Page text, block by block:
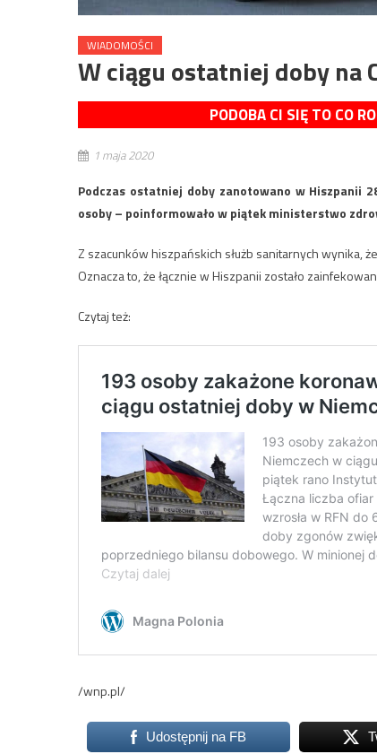
WIADOMOŚCI
W ciągu ostatniej doby na
PODOBA CI SIĘ TO CO
1 maja 2020
Podczas ostatniej doby zanotowano w Hiszpanii
osoby – poinformowało w piątek ministerstwo
Z szacunków hiszpańskich służb sanitarnych wynika,
Oznacza to, że łącznie w Hiszpanii zostało
Czytaj też:
/wnp.pl/
Udostępnij na FB